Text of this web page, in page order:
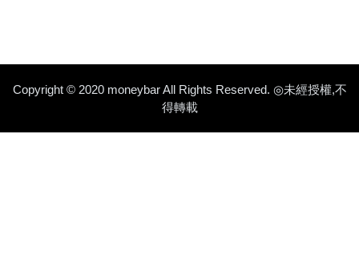
Copyright © 2020 moneybar All Rights Reserved. ◎未經授權,不
得轉載